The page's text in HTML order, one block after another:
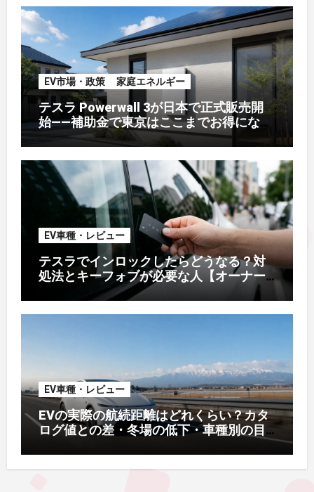
EV市場・政策 家庭エネルギー
テスラ Powerwall 3が日本で正式販売開
始——補助金で東京はここまでお得になる
【2026年8月最新】
EV車種・レビュー
テスラでインロックしたらどうなる？対
処法とキーフォブが必要な人【オーナー
EV車種・レビュー
EVの実際の航続距離はどれくらい？カタ
ログ値との差・冬場の低下・車種別の目